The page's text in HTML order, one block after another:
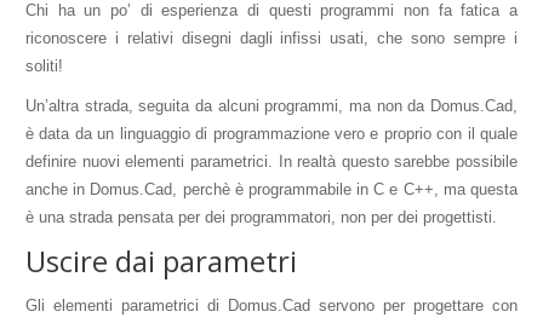
Chi ha un po’ di esperienza di questi programmi non fa fatica a
riconoscere i relativi disegni dagli infissi usati, che sono sempre i
soliti!
Un’altra strada, seguita da alcuni programmi, ma non da Domus.Cad,
è data da un linguaggio di programmazione vero e proprio con il quale
definire nuovi elementi parametrici. In realtà questo sarebbe possibile
anche in Domus.Cad, perchè è programmabile in C e C++, ma questa
è una strada pensata per dei programmatori, non per dei progettisti.
Uscire dai parametri
Gli elementi parametrici di Domus.Cad servono per progettare con